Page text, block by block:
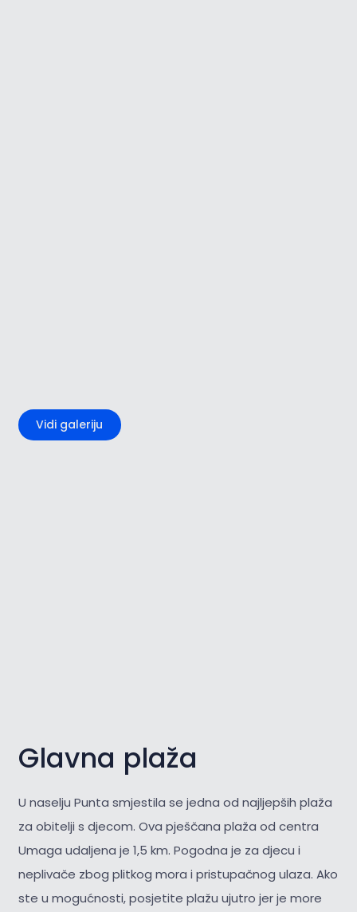
Vidi galeriju
Glavna plaža
U naselju Punta smjestila se jedna od najljepših plaža
za obitelji s djecom. Ova pješčana plaža od centra
Umaga udaljena je 1,5 km. Pogodna je za djecu i
neplivače zbog plitkog mora i pristupačnog ulaza. Ako
ste u mogućnosti, posjetite plažu ujutro jer je more